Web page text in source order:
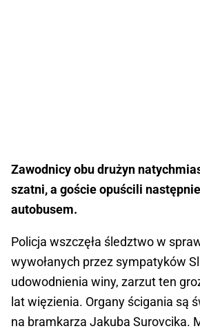
Zawodnicy obu drużyn
szatni, a goście opuścili
autobusem.
Policja wszczęła śledztwo w
wywołanych przez sympatyków
udowodnienia winy, zarzut ten
lat więzienia. Organy ścigania są
na bramkarza Jakuba Surovcika.